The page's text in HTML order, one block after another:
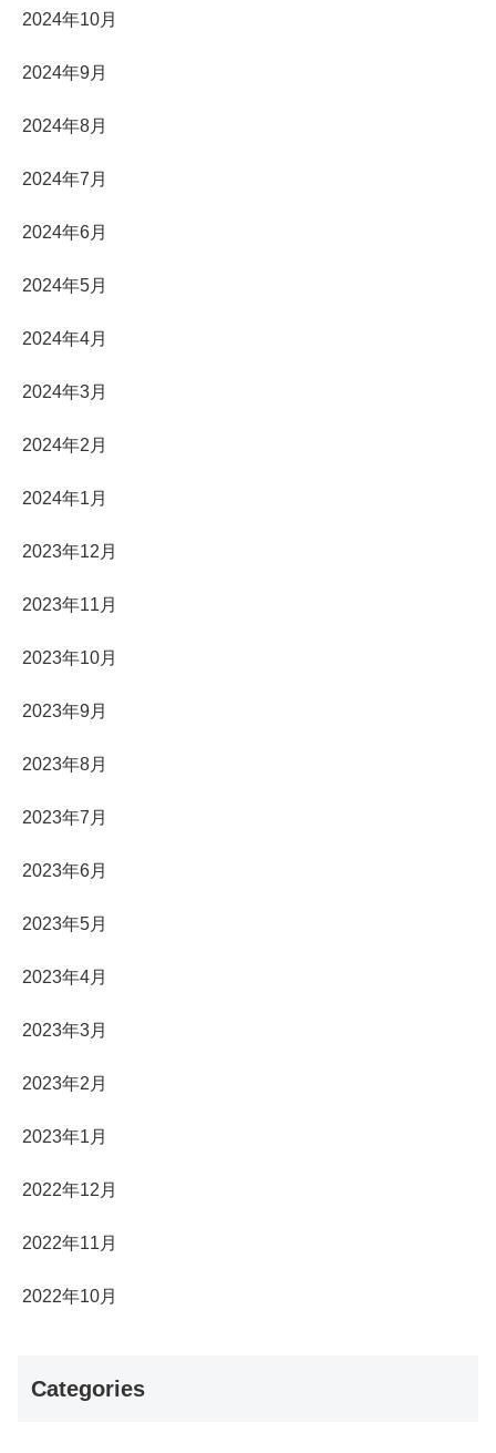
2024年10月
2024年9月
2024年8月
2024年7月
2024年6月
2024年5月
2024年4月
2024年3月
2024年2月
2024年1月
2023年12月
2023年11月
2023年10月
2023年9月
2023年8月
2023年7月
2023年6月
2023年5月
2023年4月
2023年3月
2023年2月
2023年1月
2022年12月
2022年11月
2022年10月
Categories